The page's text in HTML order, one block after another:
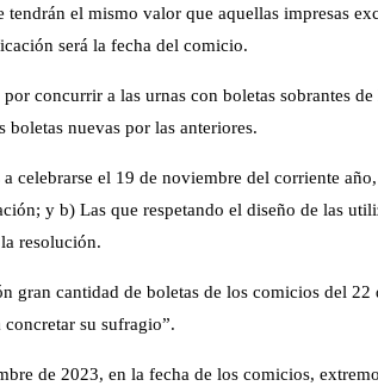
el mismo valor que aquellas impresas
será la fecha del comicio.
concurrir a las urnas con boletas sobrantes
nuevas por las anteriores.
celebrarse el 19 de noviembre del corriente
y b) Las que respetando el diseño de las
resolución.
gran cantidad de boletas de los comicios del
su sufragio”.
de 2023, en la fecha de los comicios,